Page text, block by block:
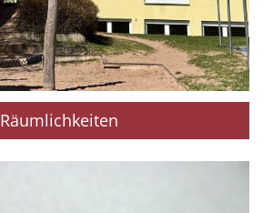
Räumlichkeiten